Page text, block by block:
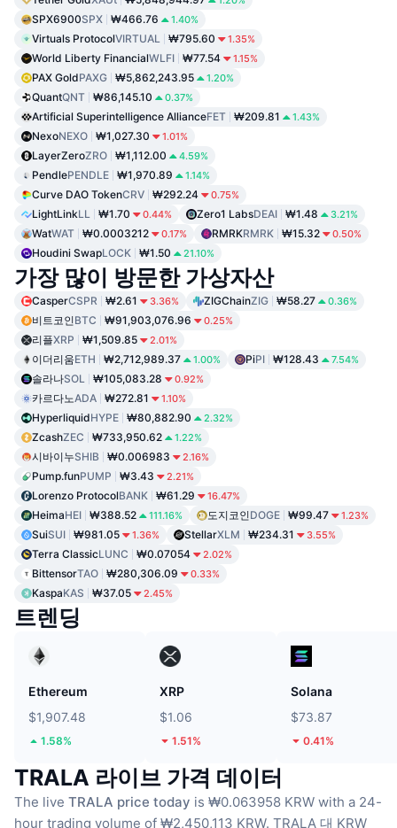
SPX6900SPX ₩466.76 1.40%
Virtuals ProtocolVIRTUAL ₩795.60 1.35%
World Liberty FinancialWLFI ₩77.54 1.15%
PAX GoldPAXG ₩5,862,243.95 1.20%
QuantQNT ₩86,145.10 0.37%
Artificial Superintelligence AllianceFET ₩209.81 1.43%
NexoNEXO ₩1,027.30 1.01%
LayerZeroZRO ₩1,112.00 4.59%
PendlePENDLE ₩1,970.89 1.14%
Curve DAO TokenCRV ₩292.24 0.75%
LightLinkLL ₩1.70 0.44% Zero1 LabsDEAI ₩1.48 3.21%
WatWAT ₩0.0003212 0.17% RMRKRMRK ₩15.32 0.50%
Houdini SwapLOCK ₩1.50 21.10%
가장 많이 방문한 가상자산
CasperCSPR ₩2.61 3.36% ZIGChainZIG ₩58.27 0.36%
비트코인BTC ₩91,903,076.96 0.25%
리플XRP ₩1,509.85 2.01%
이더리움ETH ₩2,712,989.37 1.00% PiPI ₩128.43 7.54%
솔라나SOL ₩105,083.28 0.92%
카르다노ADA ₩272.81 1.10%
HyperliquidHYPE ₩80,882.90 2.32%
ZcashZEC ₩733,950.62 1.22%
시바이누SHIB ₩0.006983 2.16%
Pump.funPUMP ₩3.43 2.21%
Lorenzo ProtocolBANK ₩61.29 16.47%
HeimaHEI ₩388.52 111.16% 도지코인DOGE ₩99.47 1.23%
SuiSUI ₩981.05 1.36% StellarXLM ₩234.31 3.55%
Terra ClassicLUNC ₩0.07054 2.02%
BittensorTAO ₩280,306.09 0.33%
KaspaKAS ₩37.05 2.45%
트렌딩
Ethereum
$1,907.48
1.58%
XRP
$1.06
1.51%
Solana
$73.87
0.41%
TRALA 라이브 가격 데이터
The live TRALA price today is ₩0.063958 KRW with a 24-
hour trading volume of ₩2,450,113 KRW. TRALA 대 KRW